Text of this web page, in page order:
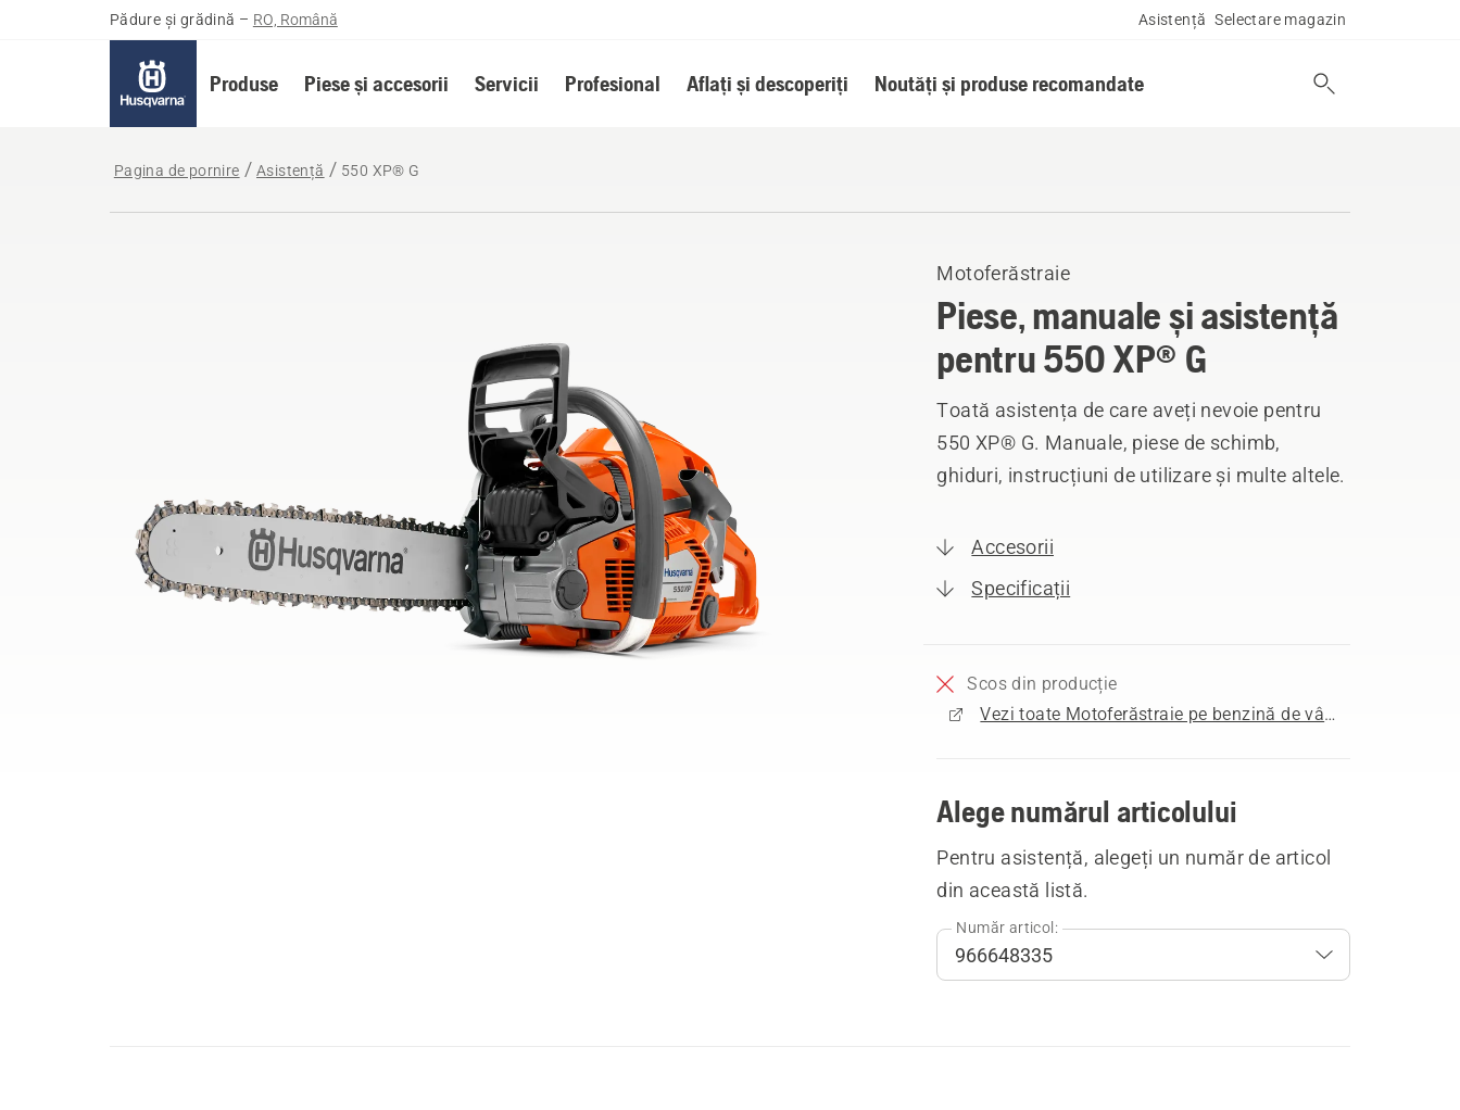
Pădure și grădină – RO, Română Asistență Selectare magazin
Produse Piese și accesorii Servicii Profesional Aflați și descoperiți Noutăți și produse recomandate
Pagina de pornire Asistență 550 XP® G
Motoferăstraie
Piese, manuale și asistență
pentru 550 XP® G
Toată asistența de care aveți nevoie pentru
550 XP® G. Manuale, piese de schimb,
ghiduri, instrucțiuni de utilizare și multe altele.
Accesorii
Specificații
Scos din producție
Vezi toate Motoferăstraie pe benzină de vânzare
Alege numărul articolului
Pentru asistență, alegeți un număr de articol
din această listă.
Număr articol: